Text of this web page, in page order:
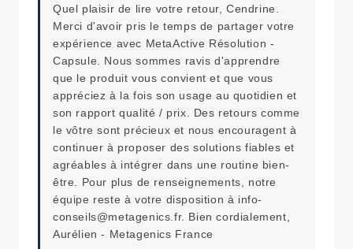
Quel plaisir de lire votre retour, Cendrine.
Merci d'avoir pris le temps de partager votre
expérience avec MetaActive Résolution -
Capsule. Nous sommes ravis d'apprendre
que le produit vous convient et que vous
appréciez à la fois son usage au quotidien et
son rapport qualité / prix. Des retours comme
le vôtre sont précieux et nous encouragent à
continuer à proposer des solutions fiables et
agréables à intégrer dans une routine bien-
être. Pour plus de renseignements, notre
équipe reste à votre disposition à info-
conseils@metagenics.fr. Bien cordialement,
Aurélien - Metagenics France